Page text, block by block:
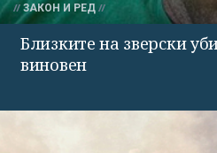
ЗАКОН И РЕД
Близките на зверски
виновен